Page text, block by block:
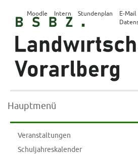
Moodle Intern Stundenplan E-Mail
Hauptmenü
Veranstaltungen
Schuljahreskalender